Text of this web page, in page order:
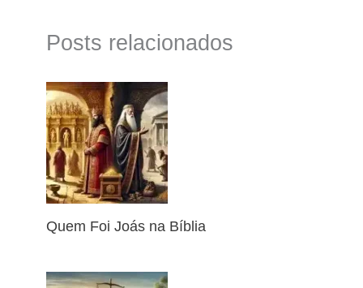
Posts relacionados
Quem Foi Joás na Bíblia